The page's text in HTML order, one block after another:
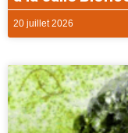
20 juillet 2026